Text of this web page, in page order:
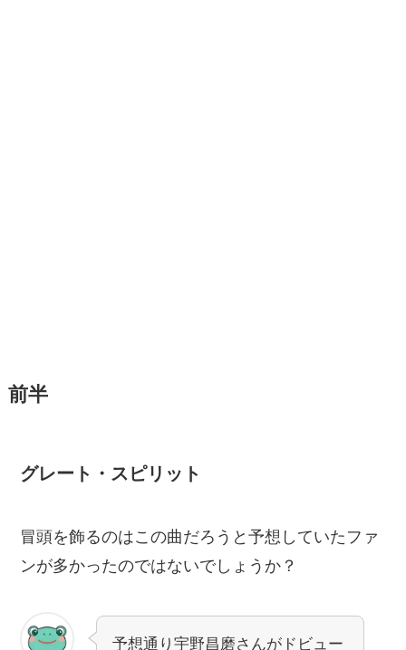
前半
グレート・スピリット
冒頭を飾るのはこの曲だろうと予想していたファ
ンが多かったのではないでしょうか？
予想通り宇野昌磨さんがドビュー